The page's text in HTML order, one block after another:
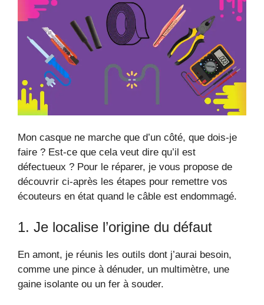
Mon casque ne marche que d’un côté, que dois-je
faire ? Est-ce que cela veut dire qu’il est
défectueux ? Pour le réparer, je vous propose de
découvrir ci-après les étapes pour remettre vos
écouteurs en état quand le câble est endommagé.
1. Je localise l’origine du défaut
En amont, je réunis les outils dont j’aurai besoin,
comme une pince à dénuder, un multimètre, une
gaine isolante ou un fer à souder.